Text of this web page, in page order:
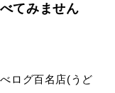
てみません
ログ百名店(うど